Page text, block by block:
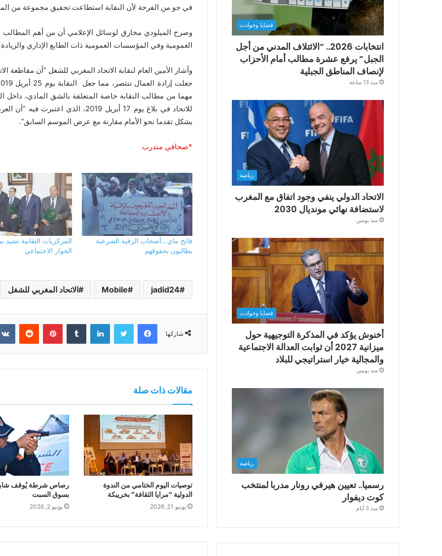
في جو من الفرحة لأن النقابة استطاعت تحقيق مجموعة من
وصرح الميلودي مخارق لوسائل الإعلامي أن من أهم المطالب
العمومية وفي المؤسسات العمومية ذات الطابع الإداري والزيادة في الحد
وأشار الأمين العام لنقابة الاتحاد المغربي للشغل “أن مقاطعة
مهما من مطالب النقابة خاصة المتعلقة بالشق المادي، داخل
للاتحاد في بلاغ يوم 17 أبريل 2019،
يشكل تقدما نحو الأمام مقارنة مع عرض الموسم السابق”.
*صحافي متدرب
فاتح ماي…أصحاب الرقية الشرعية
يطالبون بحقوقهم
المركزيات النقابية
الحوار الاجتماعي
jadid24
Mobile الاتحاد المغربي للشغل
شاركها
فيسبوك تويتر لينكدإن بينتيريست
مقالات ذات صلة
توصيات اليوم الختامي من الندوة
الدولية “مرايا الثقافة” بخريبكة
يونيو 21, 2026
رصاص شرطة يُوقف شابا
بسوق السبت
يونيو 2, 2026
قضايا وحوادث
انتخابات 2026.. “الائتلاف المدني من أجل
الجبل” يرفع عشرة مطالب أمام الأحزاب
لإنصاف المناطق الجبلية
منذ 13 ساعة
رياضة
الاتحاد الدولي ينفي وجود اتفاق مع المغرب
لاستضافة نهائي مونديال 2030
منذ يومين
قضايا وحوادث
أخنوش يؤكد في المذكرة التوجيهية حول
ميزانية 2027 أن ثوابت العدالة الاجتماعية
والمجالية خيار استراتيجي للبلاد
منذ يومين
رياضة
رسميا.. تعيين هيرفي رونار مدربا لمنتخب
كوت ديفوار
منذ 3 أيام